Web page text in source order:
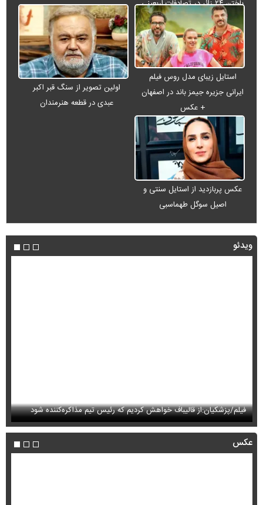
باختن ۲۴ زائر در تصادفات اربعینی
استایل زیبای مدل روس فیلم
ایرانی جزیره جیمز باند در اصفهان
+ عکس
اولین تصویر از سنگ قبر اکبر
عبدی در قطعه هنرمندان
عکس پربازدید از استایل سنتی و
اصیل سوگل طهماسبی
ویدئو
فیلم/پزشکیان:از قالیباف خواهش کردیم که رئیس تیم مذاکره‌کننده شود
عکس